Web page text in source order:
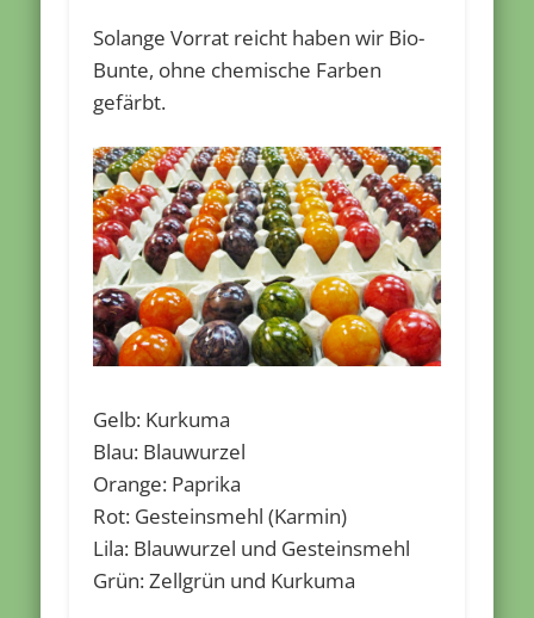
Solange Vorrat reicht haben wir Bio-
Bunte, ohne chemische Farben
gefärbt.
Gelb: Kurkuma
Blau: Blauwurzel
Orange: Paprika
Rot: Gesteinsmehl (Karmin)
Lila: Blauwurzel und Gesteinsmehl
Grün: Zellgrün und Kurkuma